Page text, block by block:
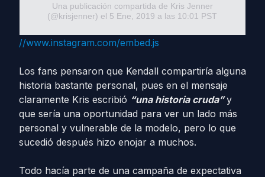
Una publicación compartida de Kris Jenner
(@krisjenner) el 5 Ene, 2019 a las 10:01 PST
//www.instagram.com/embed.js
Los fans pensaron que Kendall compartiría alguna
historia bastante personal, pues en el mensaje
claramente Kris escribió “una historia cruda”y
que sería una oportunidad para ver un lado más
personal y vulnerable de la modelo, pero lo que
sucedió después hizo enojar a muchos.
Todo hacía parte de una campaña de expectativa